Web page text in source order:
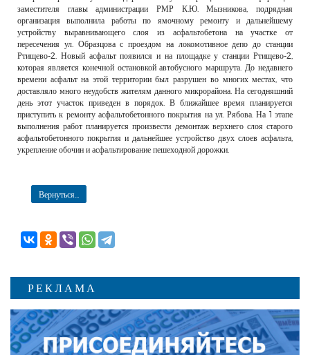
заместителя главы администрации РМР К.Ю. Мызникова, подрядная
организация выполнила работы по ямочному ремонту и дальнейшему
устройству выравнивающего слоя из асфальтобетона на участке от
пересечения ул. Образцова с проездом на локомотивное депо до станции
Ртищево-2. Новый асфальт появился и на площадке у станции Ртищево-2,
которая является конечной остановкой автобусного маршрута. До недавнего
времени асфальт на этой территории был разрушен во многих местах, что
доставляло много неудобств жителям данного микрорайона. На сегодняшний
день этот участок приведен в порядок. В ближайшее время планируется
приступить к ремонту асфальтобетонного покрытия на ул. Рябова. На 1 этапе
выполнения работ планируется произвести демонтаж верхнего слоя старого
асфальтобетонного покрытия и дальнейшее устройство двух слоев асфальта,
укрепление обочин и асфальтирование пешеходной дорожки.
Вернуться...
РЕКЛАМА